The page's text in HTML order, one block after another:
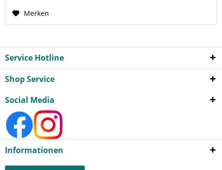
Merken
Service Hotline
Shop Service
Social Media
Informationen